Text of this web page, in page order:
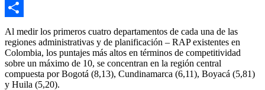
Copy
Link
Compartir
Al medir los primeros cuatro departamentos de cada una de las
regiones administrativas y de planificación – RAP existentes en
Colombia, los puntajes más altos en términos de competitividad
sobre un máximo de 10, se concentran en la región central
compuesta por Bogotá (8,13), Cundinamarca (6,11), Boyacá (5,81)
y Huila (5,20).